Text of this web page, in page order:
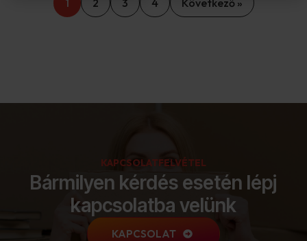
KAPCSOLATFELVÉTEL
Bármilyen kérdés esetén lépj
kapcsolatba velünk
KAPCSOLAT